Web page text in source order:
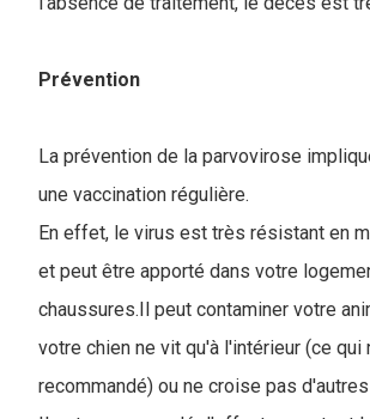
Prévention
La prévention de la parvovirose
une vaccination régulière.
En effet, le virus est très résistant en
et peut être apporté dans votre
chaussures.Il peut contaminer votre
votre chien ne vit qu'à l'intérieur (ce qui
recommandé) ou ne croise pas d'autres